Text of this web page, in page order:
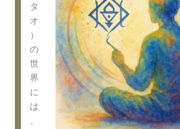
タ
オ
）
の
世
界
に
は
、